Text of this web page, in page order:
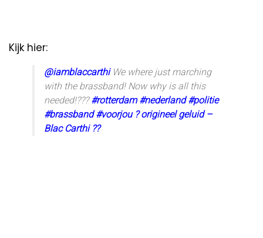
Kijk hier:
@iamblaccarthiWe where just marching
with the brassband! Now why is all this
needed!???#rotterdam #nederland #politie
#brassband #voorjou ? origineel geluid –
Blac Carthi ??